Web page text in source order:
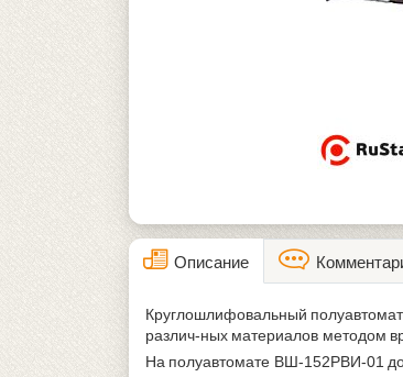
Описание
Круглошлифовальный
различ-ных материалов методом
На полуавтомате ВШ-152РВИ-01